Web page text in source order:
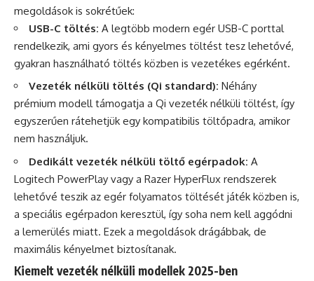
megoldások is sokrétűek:
USB-C töltés: A legtöbb modern egér USB-C porttal
rendelkezik, ami gyors és kényelmes töltést tesz lehetővé,
gyakran használható töltés közben is vezetékes egérként.
Vezeték nélküli töltés (Qi standard): Néhány
prémium modell támogatja a Qi vezeték nélküli töltést, így
egyszerűen rátehetjük egy kompatibilis töltőpadra, amikor
nem használjuk.
Dedikált vezeték nélküli töltő egérpadok: A
Logitech PowerPlay vagy a Razer HyperFlux rendszerek
lehetővé teszik az egér folyamatos töltését játék közben is,
a speciális egérpadon keresztül, így soha nem kell aggódni
a lemerülés miatt. Ezek a megoldások drágábbak, de
maximális kényelmet biztosítanak.
Kiemelt vezeték nélküli modellek 2025-ben